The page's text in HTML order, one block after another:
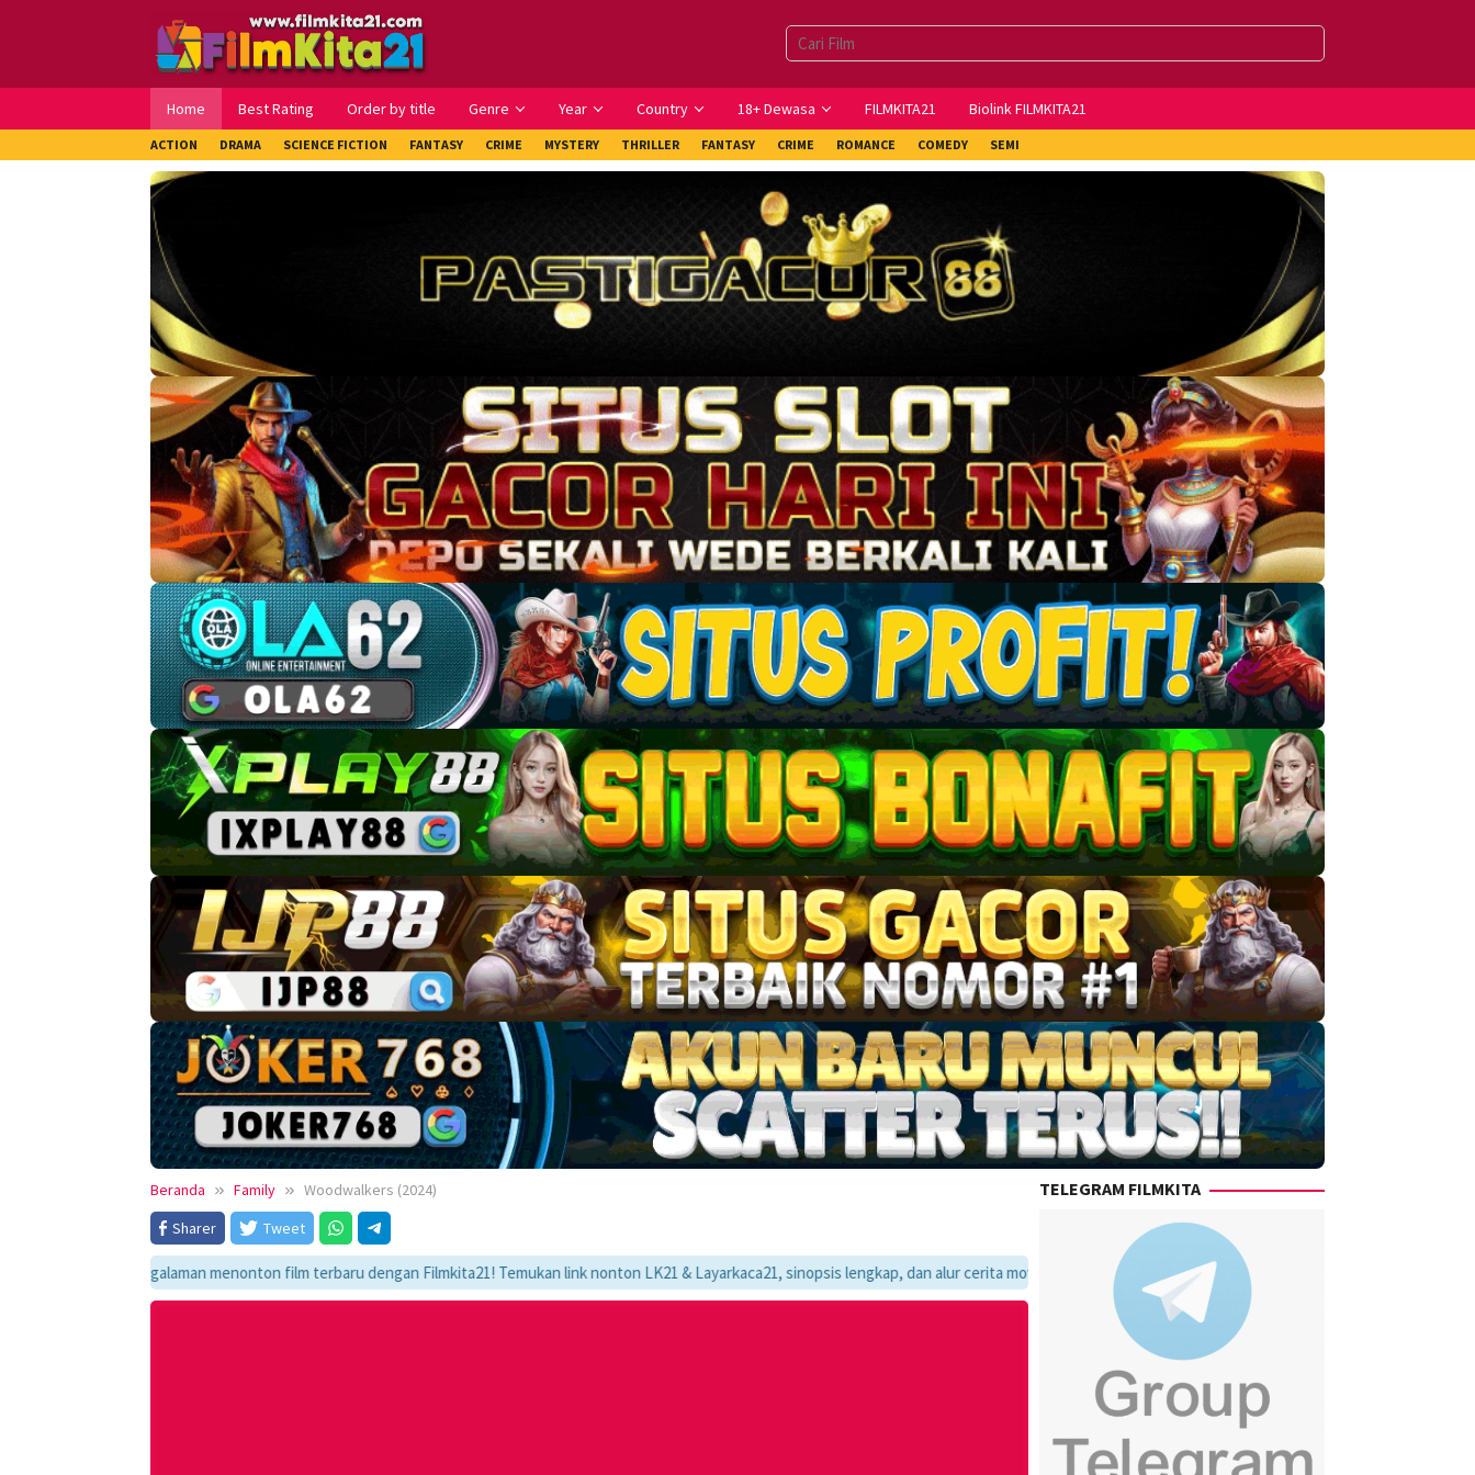
Home Best Rating Order by title Genre Year Country 18+ Dewasa FILMKITA21 Biolink FILMKITA21
ACTION DRAMA SCIENCE FICTION FANTASY CRIME MYSTERY THRILLER FANTASY CRIME ROMANCE COMEDY SEMI
Beranda Family
Woodwalkers (2024)
Sharer
Tweet
pengalaman menonton film terbaru dengan Filmkita21! Temukan link nonton LK21 & Layarkaca21, sinopsis lengkap, dan alur cerita movie favoritmu dalam satu tempat yang praktis dan update setiap hari.
TELEGRAM FILMKITA